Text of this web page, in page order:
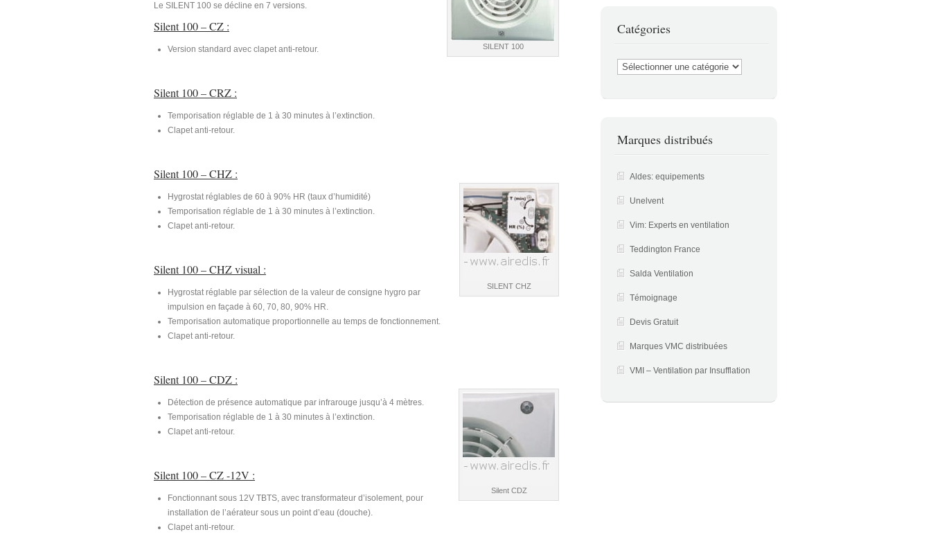
SILENT 100
Le SILENT 100 se décline en 7 versions.
Silent 100 – CZ :
Version standard avec clapet anti-retour.
Silent 100 – CRZ :
Temporisation réglable de 1 à 30 minutes à l’extinction.
Clapet anti-retour.
Silent 100 – CHZ :
SILENT CHZ
Hygrostat réglables de 60 à 90% HR (taux d’humidité)
Temporisation réglable de 1 à 30 minutes à l’extinction.
Clapet anti-retour.
Silent 100 – CHZ visual :
Hygrostat réglable par sélection de la valeur de consigne hygro par
impulsion en façade à 60, 70, 80, 90% HR.
Temporisation automatique proportionnelle au temps de fonctionnement.
Clapet anti-retour.
Silent 100 – CDZ :
Silent CDZ
Détection de présence automatique par infrarouge jusqu’à 4 mètres.
Temporisation réglable de 1 à 30 minutes à l’extinction.
Clapet anti-retour.
Silent 100 – CZ -12V :
Fonctionnant sous 12V TBTS, avec transformateur d’isolement, pour
installation de l’aérateur sous un point d’eau (douche).
Clapet anti-retour.
Catégories
Catégories
Marques distribués
Aldes: equipements
Unelvent
Vim: Experts en ventilation
Teddington France
Salda Ventilation
Témoignage
Devis Gratuit
Marques VMC distribuées
VMI – Ventilation par Insufflation